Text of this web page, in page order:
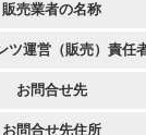
販売業者の名称
ツ運営（販売）責任
お問合せ先
お問合せ先住所